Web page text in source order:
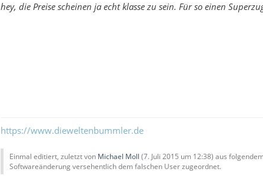
hey, die Preise scheinen ja echt klasse zu sein. Für so einen
https://www.dieweltenbummler.de
Einmal editiert, zuletzt von Michael Moll (7. Juli 2015 um 12:38) aus
Softwareänderung versehentlich dem falschen User zugeordnet.